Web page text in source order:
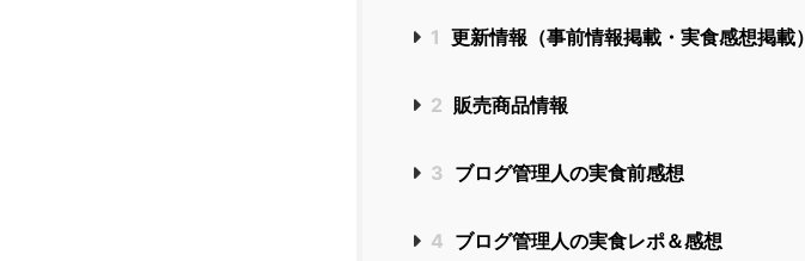
1 更新情報（事前情報掲載・実食感想掲載）
2 販売商品情報
3 ブログ管理人の実食前感想
4 ブログ管理人の実食レポ＆感想